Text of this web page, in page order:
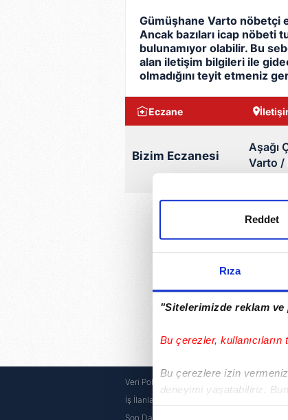
Rıza
"Sitelerimizde reklam ve
Bu çerezler, kullanıcıların
Bu çerezlere izin
deneyimi yaşatabiliriz.
içerikleri sunabilmek
Reddet
Gümüşhane Varto nöbetçi
Ancak bazıları icap
bulunamıyor olabilir. Bu
alan iletişim bilgileri ile
olmadığını teyit etmeniz
Eczane
Bizim Eczanesi
Aşağı
Varto /
Veri Politikası
İş İlanları
Son Dakika